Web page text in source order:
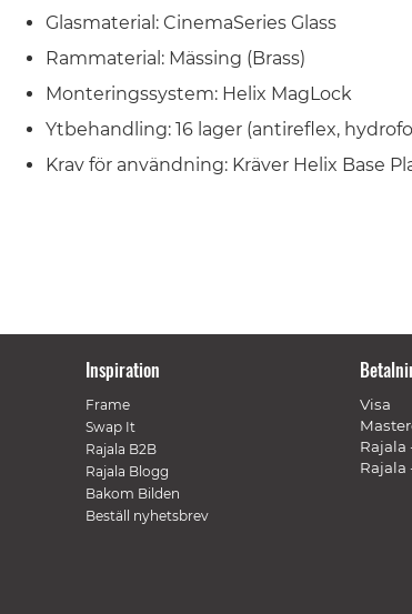
Glasmaterial: CinemaSeries Glass
Rammaterial: Mässing (Brass)
Monteringssystem: Helix MagLock
Ytbehandling: 16 lager (antireflex,
Krav för användning: Kräver Helix Base
Inspiration
Frame
Swap It
Rajala B2B
Rajala Blogg
Bakom Bilden
Beställ nyhetsbrev
Visa
Rajala
Rajala